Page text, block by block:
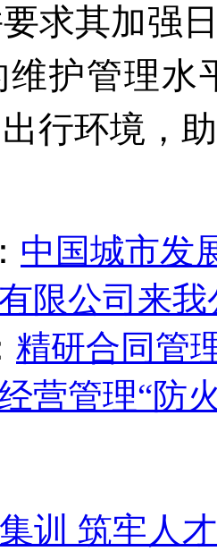
求其加强
护管理水
行环境，
中国城市发
限公司来
精研合同管
营管理“防
训 筑牢人